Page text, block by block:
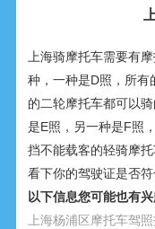
上海骑摩托车需要有
种，一种是D照，所有
的二轮摩托车都可以
是E照，另一种是F照
挡不能载客的轻骑摩
看下你的驾驶证是否符
以下信息您可能也有
上海杨浦区摩托车驾